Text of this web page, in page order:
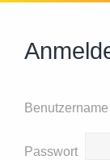
Benutzername
Passwort